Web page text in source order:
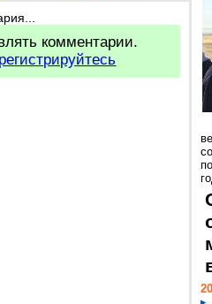
комментарии.